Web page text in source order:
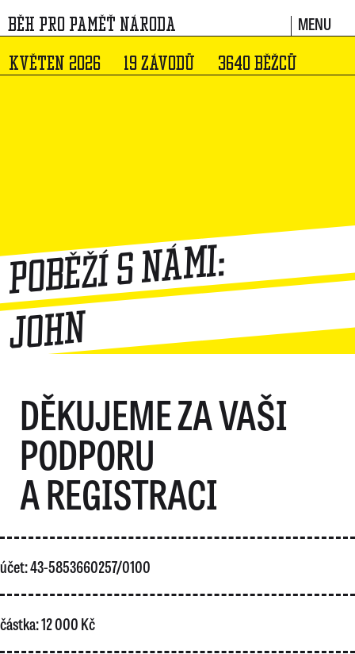
BĚH PRO PAMĚŤ NÁRODA MENU
KVĚTEN 2026 19 ZÁVODŮ 3640 BĚŽCŮ
Poběží s námi:
John
DĚKUJEME ZA VAŠI
PODPORU
A REGISTRACI
účet: 43-5853660257/0100
částka: 12 000 Kč